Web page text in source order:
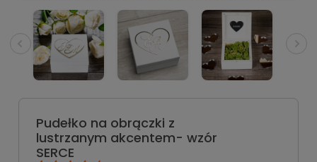
Pudełko na obrączki z
lustrzanym akcentem- wzór
SERCE